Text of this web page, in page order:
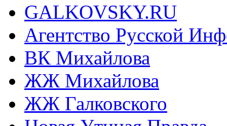
GALKOVSKY.RU
Агентство Русской
ВК Михайлова
ЖЖ Михайлова
ЖЖ Галковского